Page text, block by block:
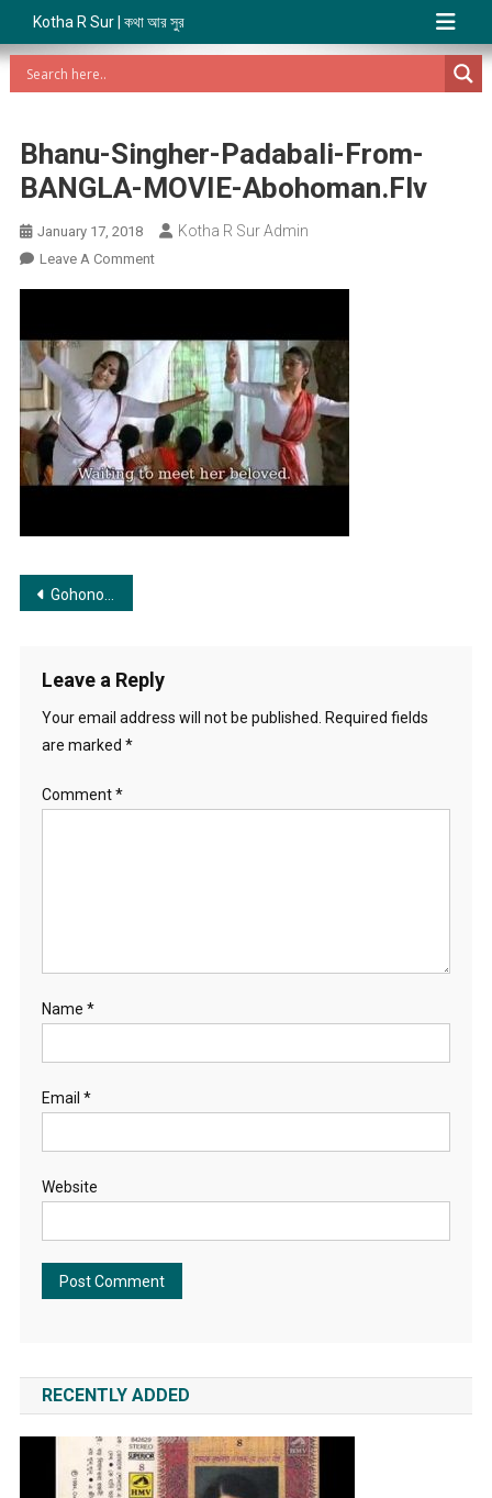
Kotha R Sur | কথা আর সুর
Bhanu-Singher-Padabali-From-
BANGLA-MOVIE-Abohoman.flv
January 17, 2018 Kotha R Sur Admin
Leave A CommentOn
From-
BANGLA-
MOVIE-
Abohoman.flv
Post
Gohono Kusum Kunja Majhe | গহন কুসুম কুঞ্জ মাঝে
Leave a Reply
Your email address will not be published.
Required fields
are marked *
Comment*
Name *
Email *
Website
RECENTLY ADDED